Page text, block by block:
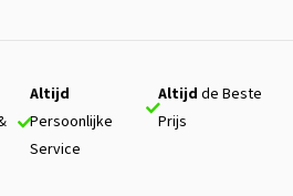
Altijd
Persoonlijke
Service
Altijdde Beste
Prijs